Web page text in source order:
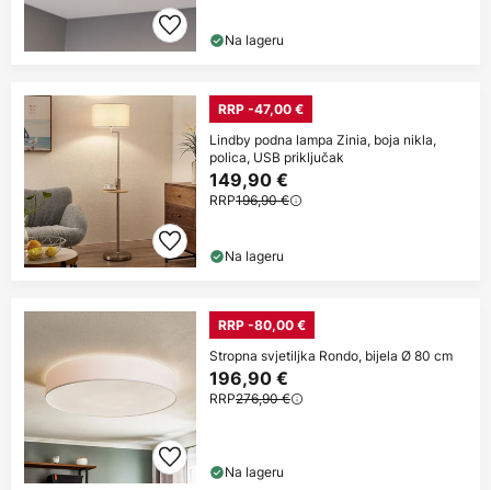
Na lageru
RRP -47,00 €
Lindby podna lampa Zinia, boja nikla,
polica, USB priključak
149,90 €
RRP196,90 €
Na lageru
RRP -80,00 €
Stropna svjetiljka Rondo, bijela Ø 80 cm
196,90 €
RRP276,90 €
Na lageru